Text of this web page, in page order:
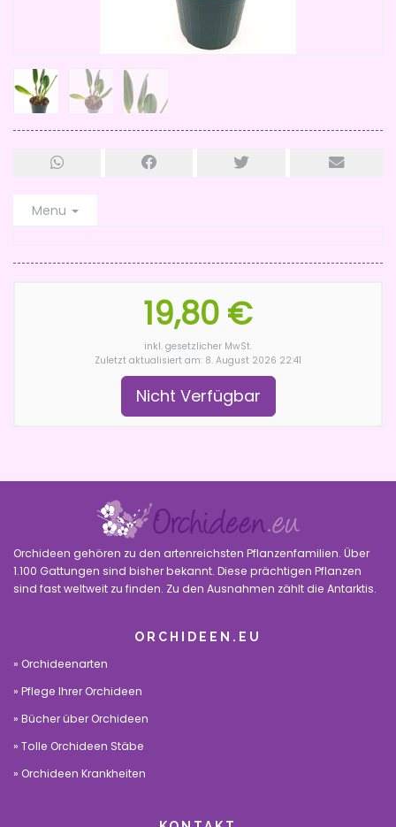
Menu
19,80 €
inkl. gesetzlicher MwSt.
Zuletzt aktualisiert am: 8. August 2026 22:41
Nicht Verfügbar
Orchideen gehören zu den artenreichsten Pflanzenfamilien. Über
1.100 Gattungen sind bisher bekannt. Diese prächtigen Pflanzen
sind fast weltweit zu finden. Zu den Ausnahmen zählt die Antarktis.
ORCHIDEEN.EU
Orchideenarten
Pflege Ihrer Orchideen
Bücher über Orchideen
Tolle Orchideen Stäbe
Orchideen Krankheiten